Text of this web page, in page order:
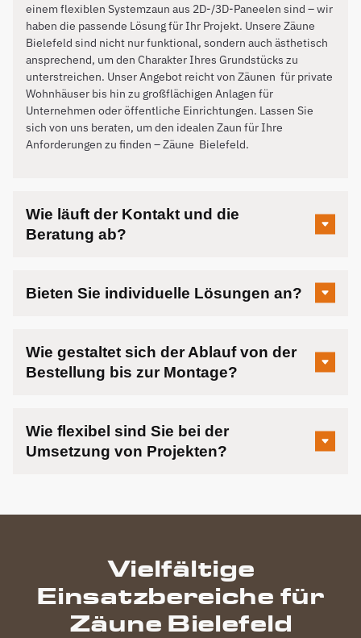
einem flexiblen Systemzaun aus 2D-/3D-Paneelen sind – wir
haben die passende Lösung für Ihr Projekt. Unsere Zäune
Bielefeld sind nicht nur funktional, sondern auch ästhetisch
ansprechend, um den Charakter Ihres Grundstücks zu
unterstreichen. Unser Angebot reicht von Zäunen für private
Wohnhäuser bis hin zu großflächigen Anlagen für
Unternehmen oder öffentliche Einrichtungen. Lassen Sie
sich von uns beraten, um den idealen Zaun für Ihre
Anforderungen zu finden – Zäune Bielefeld.
Wie läuft der Kontakt und die
Beratung ab?
Bieten Sie individuelle Lösungen an?
Wie gestaltet sich der Ablauf von der
Bestellung bis zur Montage?
Wie flexibel sind Sie bei der
Umsetzung von Projekten?
Vielfältige
Einsatzbereiche für
Zäune Bielefeld